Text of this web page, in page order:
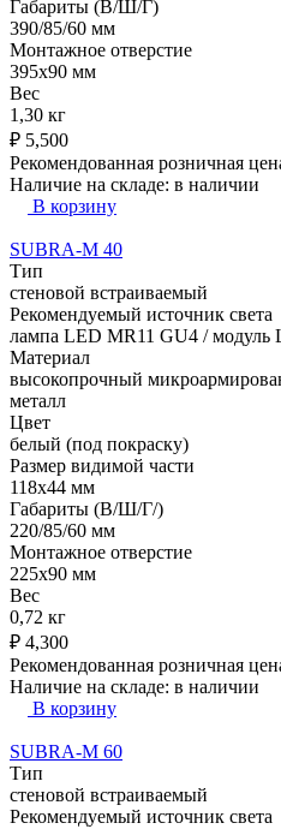
Габариты (В/Ш/Г)
390/85/60 мм
Монтажное отверстие
395х90 мм
Вес
1,30 кг
₽ 5,500
Рекомендованная розничная
Наличие на складе: в наличии
В корзину
SUBRA-M 40
Тип
стеновой встраиваемый
Рекомендуемый источник света
лампа LED MR11 GU4 / модуль
Материал
высокопрочный
металл
Цвет
белый (под покраску)
Размер видимой части
118х44 мм
Габариты (В/Ш/Г/)
220/85/60 мм
Монтажное отверстие
225х90 мм
Вес
0,72 кг
₽ 4,300
Рекомендованная розничная
Наличие на складе: в наличии
В корзину
SUBRA-M 60
Тип
стеновой встраиваемый
Рекомендуемый источник света